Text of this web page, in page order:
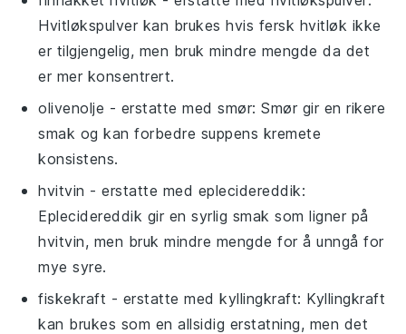
Hvitløkspulver kan brukes hvis fersk hvitløk ikke
er tilgjengelig, men bruk mindre mengde da det
er mer konsentrert.
olivenolje - erstatte medsmør: Smør gir en rikere
smak og kan forbedre suppens kremete
konsistens.
hvitvin - erstatte med eplecidereddik:
Eplecidereddik gir en syrlig smak som ligner på
hvitvin, men bruk mindre mengde for å unngå for
mye syre.
fiskekraft - erstatte medkyllingkraft: Kyllingkraft
kan brukes som en allsidig erstatning, men det